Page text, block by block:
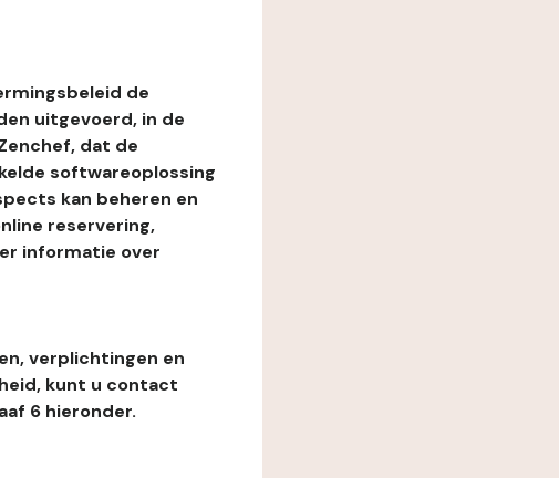
de
uitgevoerd, in de
dat de
softwareoplossing
kan beheren en
reservering,
informatie over
verplichtingen en
kunt u contact
6 hieronder.